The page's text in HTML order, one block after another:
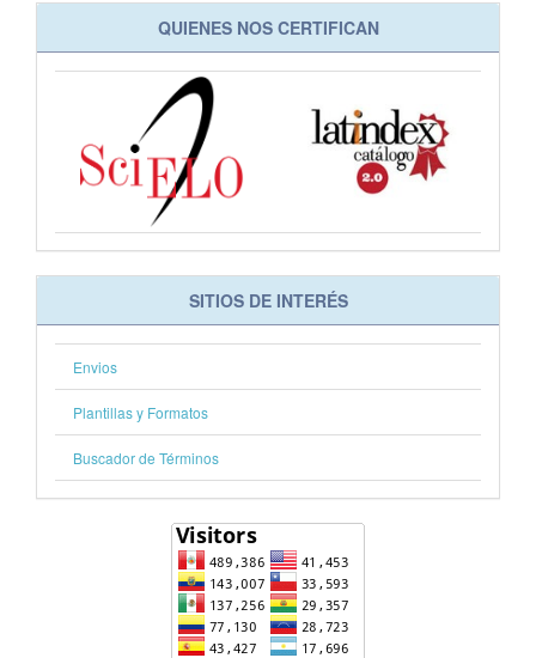
QUIENES NOS CERTIFICAN
SITIOS DE INTERÉS
Envios
Plantillas y Formatos
Buscador de Términos